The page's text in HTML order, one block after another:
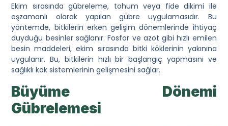
Ekim sırasında gübreleme, tohum veya fide dikimi ile
eşzamanlı olarak yapılan gübre uygulamasıdır. Bu
yöntemde, bitkilerin erken gelişim dönemlerinde ihtiyaç
duyduğu besinler sağlanır. Fosfor ve azot gibi hızlı emilen
besin maddeleri, ekim sırasında bitki köklerinin yakınına
uygulanır. Bu, bitkilerin hızlı bir başlangıç yapmasını ve
sağlıklı kök sistemlerinin gelişmesini sağlar.
Büyüme Dönemi
Gübrelemesi